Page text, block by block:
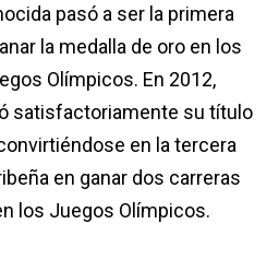
pasó a ser la primera
la medalla de oro en los
Olímpicos. En 2012,
satisfactoriamente su título
en la tercera
en ganar dos carreras
los Juegos Olímpicos.